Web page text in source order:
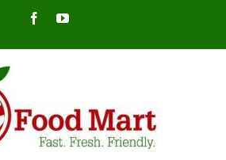
FacebookYouTube